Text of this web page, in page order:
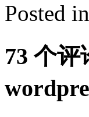
Posted in
73 个